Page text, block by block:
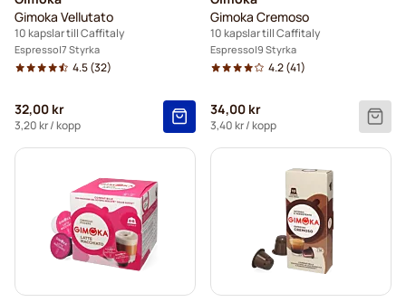
Gimoka Vellutato
10 kapslar till Caffitaly
Espresso 7 Styrka
4.5(32)
32,00 kr
3,20 kr/ kopp
Gimoka Cremoso
10 kapslar till Caffitaly
Espresso 9 Styrka
4.2(41)
34,00 kr
3,40 kr/ kopp